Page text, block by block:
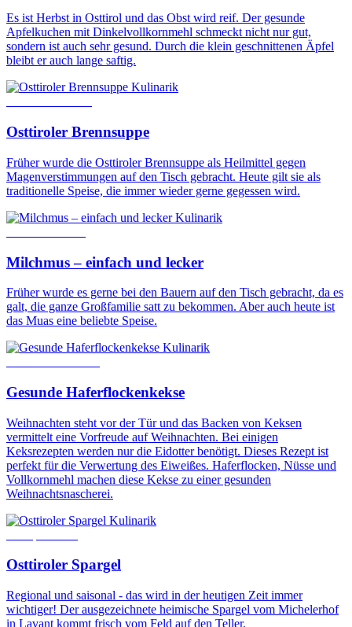
Es ist Herbst in Osttirol und das Obst wird reif. Der gesunde
Apfelkuchen mit Dinkelvollkornmehl schmeckt nicht nur gut,
sondern ist auch sehr gesund. Durch die klein geschnittenen Äpfel
bleibt er auch lange saftig.
Kulinarik
Osttiroler Brennsuppe
Früher wurde die Osttiroler Brennsuppe als Heilmittel gegen
Magenverstimmungen auf den Tisch gebracht. Heute gilt sie als
traditionelle Speise, die immer wieder gerne gegessen wird.
Kulinarik
Milchmus – einfach und lecker
Früher wurde es gerne bei den Bauern auf den Tisch gebracht, da es
galt, die ganze Großfamilie satt zu bekommen. Aber auch heute ist
das Muas eine beliebte Speise.
Kulinarik
Gesunde Haferflockenkekse
Weihnachten steht vor der Tür und das Backen von Keksen
vermittelt eine Vorfreude auf Weihnachten. Bei einigen
Keksrezepten werden nur die Eidotter benötigt. Dieses Rezept ist
perfekt für die Verwertung des Eiweißes. Haferflocken, Nüsse und
Vollkornmehl machen diese Kekse zu einer gesunden
Weihnachtsnascherei.
Kulinarik
Osttiroler Spargel
Regional und saisonal - das wird in der heutigen Zeit immer
wichtiger! Der ausgezeichnete heimische Spargel vom Michelerhof
in Lavant kommt frisch vom Feld auf den Teller.